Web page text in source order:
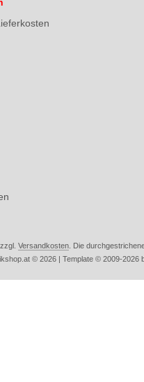
Versandkosten . Die
© 2026 | Template © 2009-2026